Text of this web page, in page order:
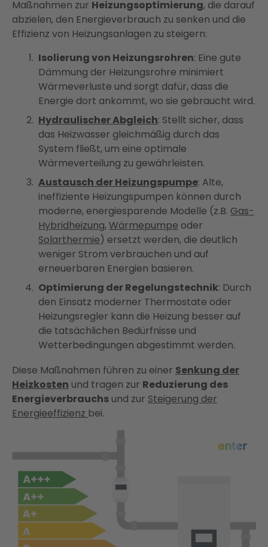
Maßnahmen zur Heizungsoptimierung, die darauf
abzielen, den Energieverbrauch zu senken und die
Effizienz von Heizungsanlagen zu steigern:
Isolierung von Heizungsrohren: Eine gute
Dämmung der Heizungsrohre minimiert
Wärmeverluste und sorgt dafür, dass die
Energie dort ankommt, wo sie gebraucht wird.
Hydraulischer Abgleich: Stellt sicher, dass
das Heizwasser gleichmäßig durch das
System fließt, um eine optimale
Wärmeverteilung zu gewährleisten.
Austausch der Heizungspumpe: Alte,
ineffiziente Heizungspumpen können durch
moderne, energiesparende Modelle (z.B. Gas-
Hybridheizung, Wärmepumpe oder
Solarthermie) ersetzt werden, die deutlich
weniger Strom verbrauchen und auf
erneuerbaren Energien basieren.
Optimierung der Regelungstechnik: Durch
den Einsatz moderner Thermostate oder
Heizungsregler kann die Heizung besser auf
die tatsächlichen Bedürfnisse und
Wetterbedingungen abgestimmt werden.
Diese Maßnahmen führen zu einer Senkung der
Heizkosten und tragen zur Reduzierung des
Energieverbrauchs und zur Steigerung der
Energieeffizienz bei​​.